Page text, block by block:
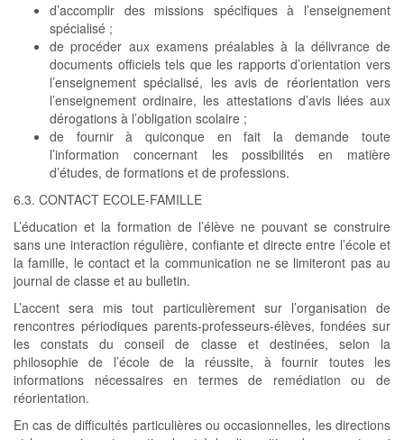
d’accomplir des missions spécifiques à l’enseignement
spécialisé ;
de procéder aux examens préalables à la délivrance de
documents officiels tels que les rapports d’orientation vers
l’enseignement spécialisé, les avis de réorientation vers
l’enseignement ordinaire, les attestations d’avis liées aux
dérogations à l’obligation scolaire ;
de fournir à quiconque en fait la demande toute
l’information concernant les possibilités en matière
d’études, de formations et de professions.
6.3. CONTACT ECOLE-FAMILLE
L’éducation et la formation de l’élève ne pouvant se construire
sans une interaction régulière, confiante et directe entre l’école et
la famille, le contact et la communication ne se limiteront pas au
journal de classe et au bulletin.
L’accent sera mis tout particulièrement sur l’organisation de
rencontres périodiques parents-professeurs-élèves, fondées sur
les constats du conseil de classe et destinées, selon la
philosophie de l’école de la réussite, à fournir toutes les
informations nécessaires en termes de remédiation ou de
réorientation.
En cas de difficultés particulières ou occasionnelles, les directions